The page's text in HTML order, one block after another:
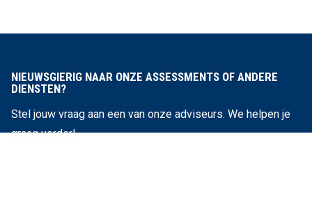
NIEUWSGIERIG NAAR ONZE ASSESSMENTS OF ANDERE
DIENSTEN?
Stel jouw vraag aan een van onze adviseurs. We helpen je
graag verder!